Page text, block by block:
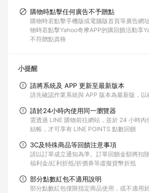
購物時點擊任何廣告不予贈點
購物時若點擊手機版或電腦版首頁等廣告網
物時若點擊Yahoo奇摩APP的購回饋活動享
不符贈點資格
小提醒
請將系統及 APP 更新至最新版本
請先確認作業系統與 APP 版本為最新版，以
請於24小時內使用同一瀏覽器
需透過 LINE 購物前往網站，並於 24 小時
結帳，才可享有 LINE POINTS 點數回饋
3C及特殊商品等回饋注意事項
請以訂單成立通知為準。訂單回饋金額將扣
福利金/紅利折抵/折價券等虛擬貨幣折抵
部分點數紅包不適用說明
部分點數紅包僅限指定商品使用，或不適用